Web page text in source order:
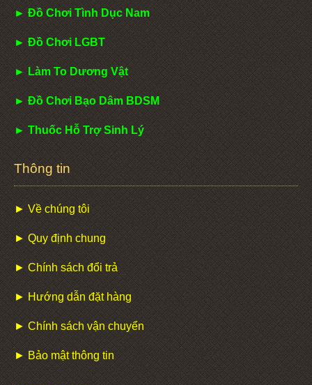
► Đồ Chơi Tình Dục Nam
► Đồ Chơi LGBT
► Làm To Dương Vật
► Đồ Chơi Bạo Dâm BDSM
► Thuốc Hỗ Trợ Sinh Lý
Thông tin
► Về chúng tôi
► Quy định chung
► Chính sách đổi trả
► Hướng dẫn đặt hàng
► Chính sách vận chuyển
► Bảo mật thông tin